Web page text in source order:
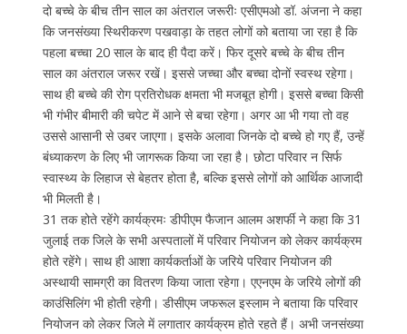
दो बच्चे के बीच तीन साल का अंतराल जरूरीः एसीएमओ डॉ. अंजना ने कहा
कि जनसंख्या स्थिरीकरण पखवाड़ा के तहत लोगों को बताया जा रहा है कि
पहला बच्चा 20 साल के बाद ही पैदा करें। फिर दूसरे बच्चे के बीच तीन
साल का अंतराल जरूर रखें। इससे जच्चा और बच्चा दोनों स्वस्थ रहेगा।
साथ ही बच्चे की रोग प्रतिरोधक क्षमता भी मजबूत होगी। इससे बच्चा किसी
भी गंभीर बीमारी की चपेट में आने से बचा रहेगा। अगर आ भी गया तो वह
उससे आसानी से उबर जाएगा। इसके अलावा जिनके दो बच्चे हो गए हैं, उन्हें
बंध्याकरण के लिए भी जागरूक किया जा रहा है। छोटा परिवार न सिर्फ
स्वास्थ्य के लिहाज से बेहतर होता है, बल्कि इससे लोगों को आर्थिक आजादी
भी मिलती है।
31 तक होते रहेंगे कार्यक्रमः डीपीएम फैजान आलम अशर्फी ने कहा कि 31
जुलाई तक जिले के सभी अस्पतालों में परिवार नियोजन को लेकर कार्यक्रम
होते रहेंगे। साथ ही आशा कार्यकर्ताओं के जरिये परिवार नियोजन की
अस्थायी सामग्री का वितरण किया जाता रहेगा। एएनएम के जरिये लोगों की
काउंसिलिंग भी होती रहेगी। डीसीएम जफरूल इस्लाम ने बताया कि परिवार
नियोजन को लेकर जिले में लगातार कार्यक्रम होते रहते हैं। अभी जनसंख्या